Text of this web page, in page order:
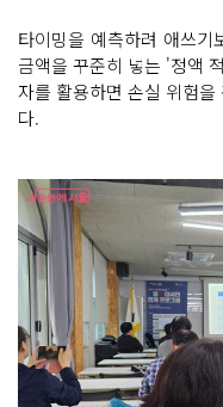
타이밍을 예측하려 애쓰
금액을 꾸준히 넣는 '정액
자를 활용하면 손실 위험
다.